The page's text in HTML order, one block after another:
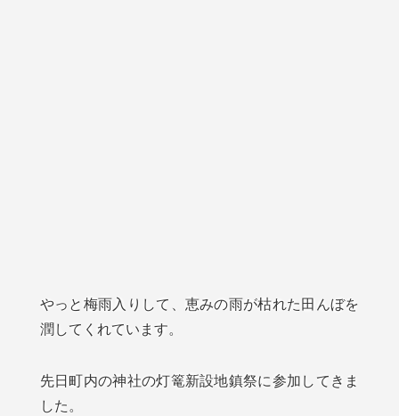
やっと梅雨入りして、恵みの雨が枯れた田んぼを
潤してくれています。
先日町内の神社の灯篭新設地鎮祭に参加してきま
した。